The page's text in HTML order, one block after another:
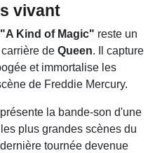
vivant
"A Kind of Magic" reste un
de Queen. Il capture
et immortalise les
de Freddie Mercury.
la bande-son d'une
plus grandes scènes du
tournée devenue